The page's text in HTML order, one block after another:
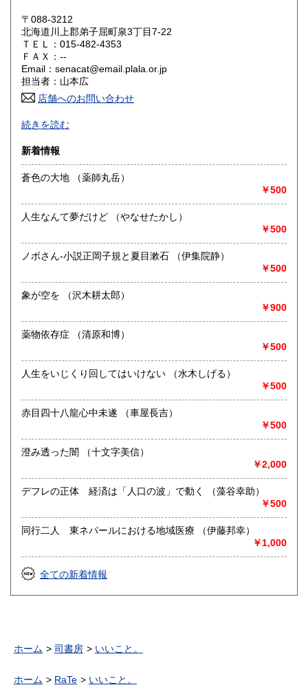
岡山県
山口県 600円
香川県 600円
高知県 600円
佐賀県
熊本県 600円 大分県 600円
600円
沖縄県 600円
〒088-3212
北海道川上郡弟子屈町泉3丁目7-22
ＴＥＬ：015-482-4353
ＦＡＸ：--
Email：senacat@email.plala.or.jp
担当者：山本広
店舗へのお問い合わせ
北海道東部、ヒグマと昆布・牛に囲まれている古書店
動植物の自然と環境の専門店を考えています。
２０２４年夏よりクレジット決済が可能になりました
沿線名：阿寒バス
最寄駅：阿寒バス 弟子屈町JR厚生病院前
定休日：不定休
電話もしくはメールにて連絡をください 買取内容により着
取り扱い分野
続きを読む
新着情報
蒼色の大地 （薬師丸岳）
￥500
人生なんて夢だけど （やなせたかし）
￥500
ノボさん-小説正岡子規と夏目漱石 （伊集院静）
￥500
象が空を （沢木耕太郎）
￥900
薬物依存症 （清原和博）
￥500
人生をいじくり回してはいけない （水木しげる）
￥500
赤目四十八龍心中未遂 （車屋長吉）
￥500
澄み透った闇 （十文字美信）
￥2,000
デフレの正体 経済は「人口の波」で動く （藻谷幸助）
￥500
同行二人 東ネパールにおける地域医療 （伊藤邦幸）
￥1,000
全ての新着情報
ホーム 司書房 いいこと。
ホーム RaTe いいこと。